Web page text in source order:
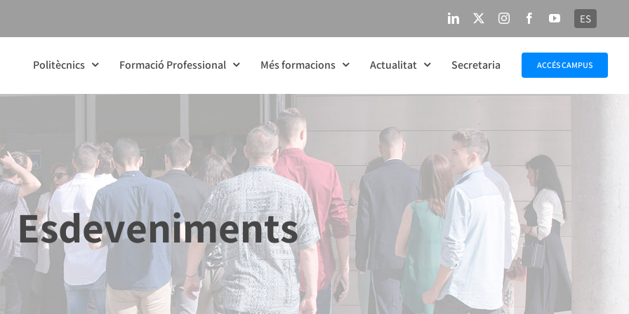
LinkedIn InstagramFacebookYouTube
ES
Politècnics Formació Professional Més formacions Actualitat Secretaria ACCÉS CAMPUS
Esdeveniments